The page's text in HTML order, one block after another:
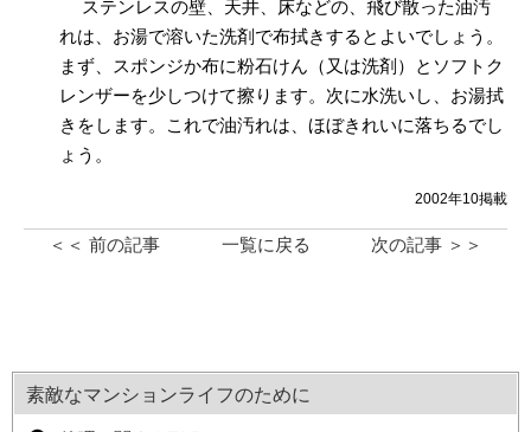
ステンレスの壁、天井、床などの、飛び散った油汚
れは、お湯で溶いた洗剤で布拭きするとよいでしょう。
まず、スポンジか布に粉石けん（又は洗剤）とソフトク
レンザーを少しつけて擦ります。次に水洗いし、お湯拭
きをします。これで油汚れは、ほぼきれいに落ちるでし
ょう。
2002年10掲載
＜＜ 前の記事 一覧に戻る 次の記事 ＞＞
素敵なマンションライフのために